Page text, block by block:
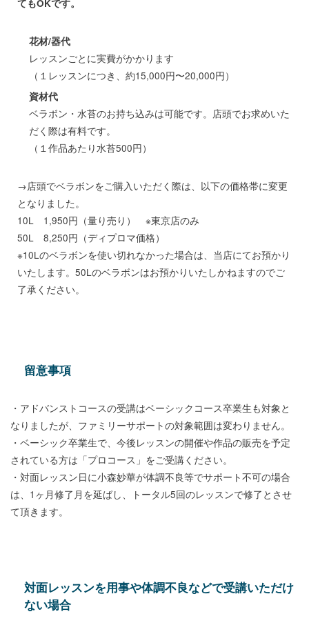
てもOKです。
花材/器代
レッスンごとに実費がかかります
（１レッスンにつき、約15,000円〜20,000円）
資材代
ベラボン・水苔のお持ち込みは可能です。店頭でお求めいた
だく際は有料です。
（１作品あたり水苔500円）
→店頭でベラボンをご購入いただく際は、以下の価格帯に変更
となりました。
10L 1,950円（量り売り） ※東京店のみ
50L 8,250円（ディプロマ価格）
※10Lのベラボンを使い切れなかった場合は、当店にてお預かり
いたします。50Lのベラボンはお預かりいたしかねますのでご
了承ください。
留意事項
・アドバンストコースの受講はベーシックコース卒業生も対象と
なりましたが、ファミリーサポートの対象範囲は変わりません。
・ベーシック卒業生で、今後レッスンの開催や作品の販売を予定
されている方は「プロコース」をご受講ください。
・対面レッスン日に小森妙華が体調不良等でサポート不可の場合
は、1ヶ月修了月を延ばし、トータル5回のレッスンで修了とさせ
て頂きます。
対面レッスンを用事や体調不良などで受講いただけ
ない場合